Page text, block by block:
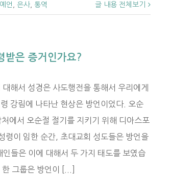
예언 은사 통역 글 내용 전체보기
받은 증거인가요?
해서 성경은 사도행전을 통해서 우리에게
강림에 나타난 현상은 방언이었다. 오순
에서 오순절 절기를 지키기 위해 디아스포
령이 임한 순간, 초대교회 성도들은 방언을
들은 이에 대해서 두 가지 태도를 보였습
그룹은 방언이 [...]